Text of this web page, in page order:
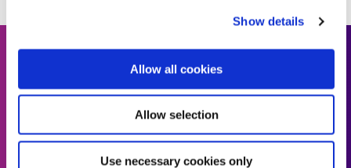
Show details
Allow all cookies
Allow selection
Use necessary cookies only
Vous recherchez plus de ressources ?
Recherche de produits